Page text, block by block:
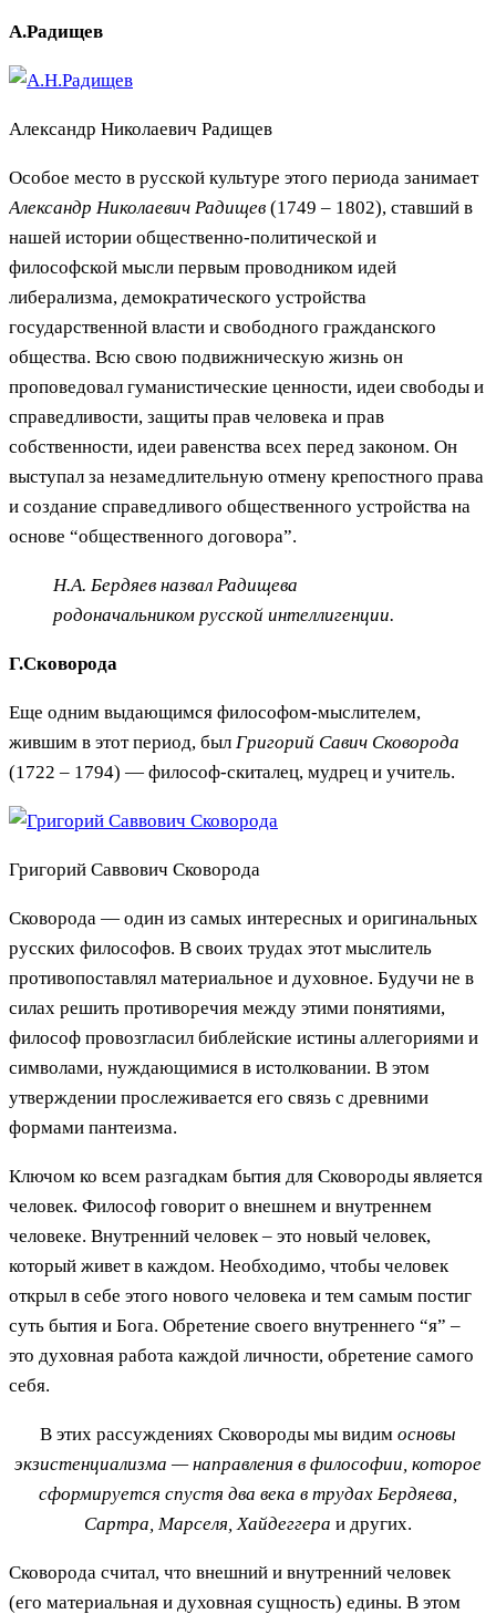
А.Радищев
Александр Николаевич Радищев
Особое место в русской культуре этого периода занимает
Александр Николаевич Радищев (1749 – 1802), ставший в
нашей истории общественно-политической и
философской мысли первым проводником идей
либерализма, демократического устройства
государственной власти и свободного гражданского
общества. Всю свою подвижническую жизнь он
проповедовал гуманистические ценности, идеи свободы и
справедливости, защиты прав человека и прав
собственности, идеи равенства всех перед законом. Он
выступал за незамедлительную отмену крепостного права
и создание справедливого общественного устройства на
основе “общественного договора”.
Н.А. Бердяев назвал Радищева
родоначальником русской интеллигенции.
Г.Сковорода
Еще одним выдающимся философом-мыслителем,
жившим в этот период, был Григорий Савич Сковорода
(1722 – 1794) — философ-скиталец, мудрец и учитель.
Григорий Саввович Сковорода
Сковорода — один из самых интересных и оригинальных
русских философов. В своих трудах этот мыслитель
противопоставлял материальное и духовное. Будучи не в
силах решить противоречия между этими понятиями,
философ провозгласил библейские истины аллегориями и
символами, нуждающимися в истолковании. В этом
утверждении прослеживается его связь с древними
формами пантеизма.
Ключом ко всем разгадкам бытия для Сковороды является
человек. Философ говорит о внешнем и внутреннем
человеке. Внутренний человек – это новый человек,
который живет в каждом. Необходимо, чтобы человек
открыл в себе этого нового человека и тем самым постиг
суть бытия и Бога. Обретение своего внутреннего “я” –
это духовная работа каждой личности, обретение самого
себя.
В этих рассуждениях Сковороды мы видим основы
экзистенциализма — направления в философии, которое
сформируется спустя два века в трудах Бердяева,
Сартра, Марселя, Хайдеггера и других.
Сковорода считал, что внешний и внутренний человек
(его материальная и духовная сущность) едины. В этом